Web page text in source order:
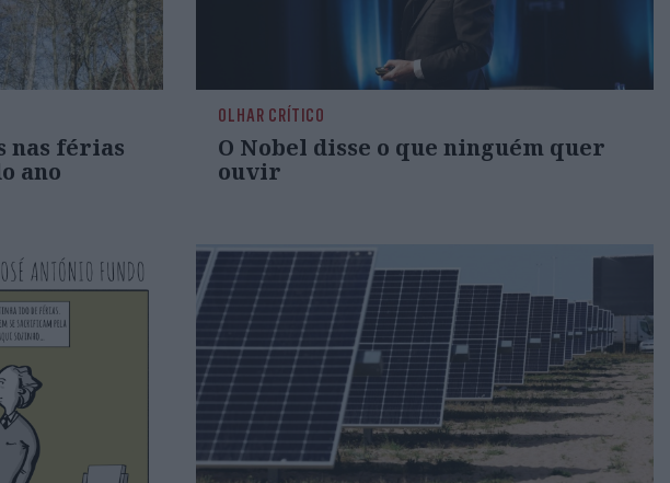
nas férias
ano
OLHAR CRÍTICO
O Nobel disse o que ninguém quer
ouvir